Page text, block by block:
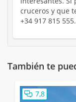
cruceros y que
+34 917 815 555.
También te
7,8